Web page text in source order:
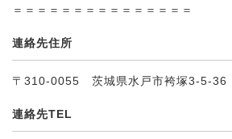
＝＝＝＝＝＝＝＝＝＝＝＝＝＝＝
連絡先住所
〒310-0055 茨城県水戸市袴塚3-5-36
連絡先TEL